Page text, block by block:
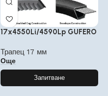
17x4550Li/4590Lp GUFERO
Трапец 17 мм
Още
Запитване